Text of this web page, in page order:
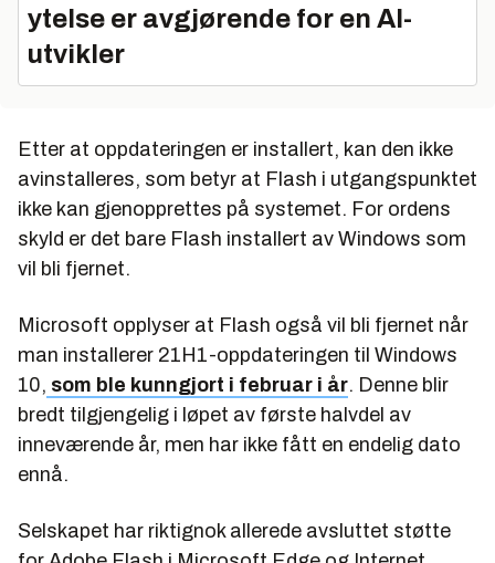
ytelse er avgjørende for en AI-
utvikler
Etter at oppdateringen er installert, kan den ikke
avinstalleres, som betyr at Flash i utgangspunktet
ikke kan gjenopprettes på systemet. For ordens
skyld er det bare Flash installert av Windows som
vil bli fjernet.
Microsoft opplyser at Flash også vil bli fjernet når
man installerer 21H1-oppdateringen til Windows
10, som ble kunngjort i februar i år. Denne blir
bredt tilgjengelig i løpet av første halvdel av
inneværende år, men har ikke fått en endelig dato
ennå.
Selskapet har riktignok allerede avsluttet støtte